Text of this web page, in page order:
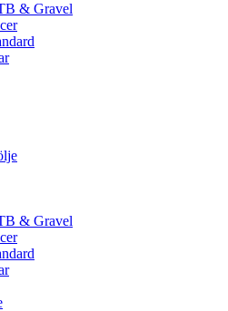
& Gravel
& Gravel